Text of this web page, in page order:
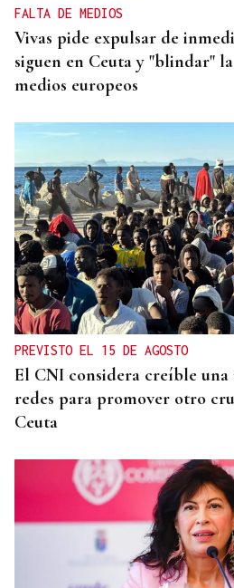
FALTA DE MEDIOS
Vivas pide expulsar de
siguen en Ceuta y "blindar"
medios europeos
PREVISTO EL 15 DE AGOSTO
El CNI considera creíble una
redes para promover otro
Ceuta